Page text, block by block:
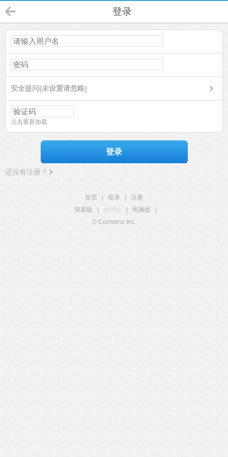
登录
安全提问(未设置请忽略)
点击重新加载
登录
还没有注册？
首页 登录
注册
简易版
触屏版 电脑版
© Comsenz Inc.